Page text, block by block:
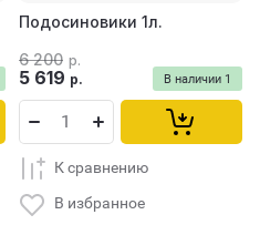
Подосиновики 1л.
В наличии 1
6 200 р.
5 619 р.
К сравнению
В избранное